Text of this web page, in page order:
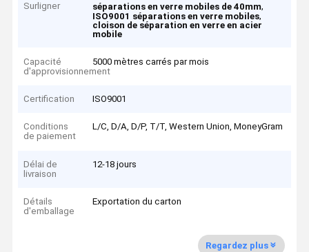
Surligner séparations en verre mobiles de 40mm,
ISO9001 séparations en verre mobiles,
cloison de séparation en verre en acier
mobile
Capacité
d'approvisionnement
5000 mètres carrés par mois
Certification ISO9001
Conditions
de paiement
L/C, D/A, D/P, T/T, Western Union, MoneyGram
Délai de
livraison
12-18 jours
Détails
d'emballage
Exportation du carton
Regardez plus